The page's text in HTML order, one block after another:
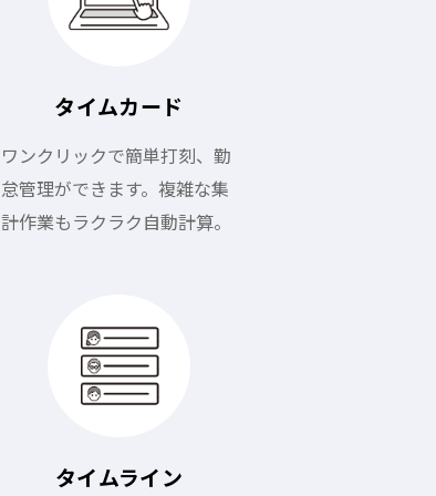
タイムカード
ワンクリックで簡単打刻、勤
怠管理ができます。複雑な集
計作業もラクラク自動計算。
タイムライン